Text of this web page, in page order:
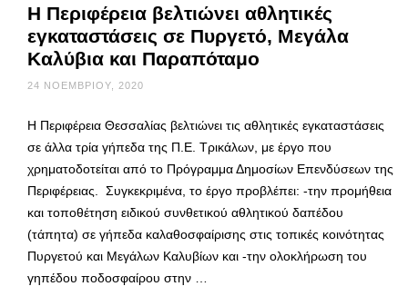
Η Περιφέρεια βελτιώνει αθλητικές
εγκαταστάσεις σε Πυργετό, Μεγάλα
Καλύβια και Παραπόταμο
24 ΝΟΕΜΒΡΊΟΥ, 2020
Η Περιφέρεια Θεσσαλίας βελτιώνει τις αθλητικές εγκαταστάσεις
σε άλλα τρία γήπεδα της Π.Ε. Τρικάλων, με έργο που
χρηματοδοτείται από το Πρόγραμμα Δημοσίων Επενδύσεων της
Περιφέρειας. Συγκεκριμένα, το έργο προβλέπει: -την προμήθεια
και τοποθέτηση ειδικού συνθετικού αθλητικού δαπέδου
(τάπητα) σε γήπεδα καλαθοσφαίρισης στις τοπικές κοινότητας
Πυργετού και Μεγάλων Καλυβίων και -την ολοκλήρωση του
γηπέδου ποδοσφαίρου στην …